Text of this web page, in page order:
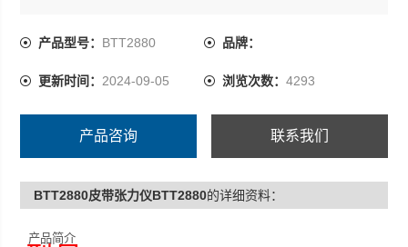
产品型号： BTT2880 品牌：
更新时间： 2024-09-05 浏览次数： 4293
产品咨询 联系我们
BTT2880皮带张力仪BTT2880的详细资料：
产品简介